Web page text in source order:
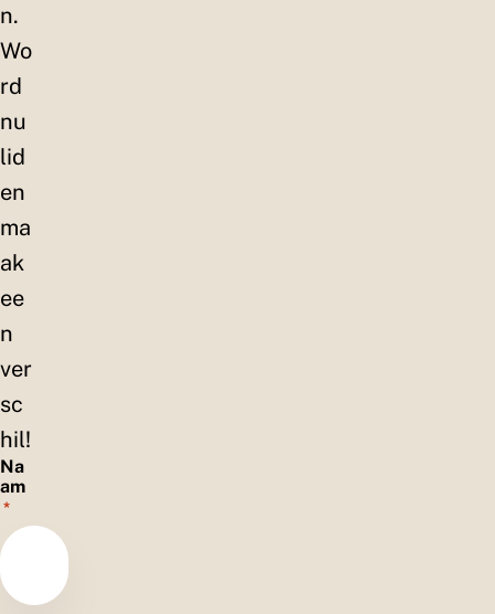
n.
Wo
rd
nu
lid
en
ma
ak
ee
n
ver
sc
hil!
Na
am
*